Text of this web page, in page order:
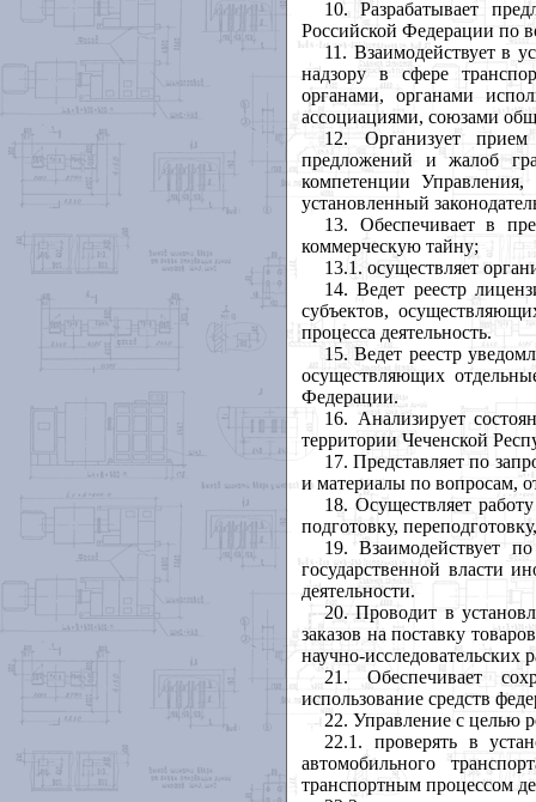
10. Разрабатывает
Российской Федерации по
11. Взаимодействует в
надзору в сфере
органами, органами
ассоциациями, союзами
12. Организует прием
предложений и жалоб
компетенции
установленный
13. Обеспечивает в
коммерческую тайну;
13.1. осуществляет
14. Ведет реестр
субъектов,
процесса деятельность.
15. Ведет реестр
осуществляющих
Федерации.
16. Анализирует
территории Чеченской
17. Представляет по
и материалы по вопросам,
18. Осуществляет
подготовку,
19. Взаимодействует
государственной власти
деятельности.
20. Проводит в
заказов на поставку
научно-исследовательских
21. Обеспечивает
использование средств
22. Управление с целью
22.1. проверять в
автомобильного
транспортным процессом